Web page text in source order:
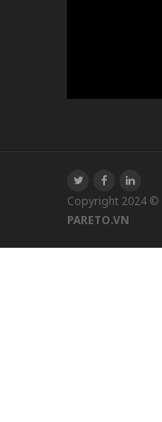
Copyright 2024 ©
PARETO.VN